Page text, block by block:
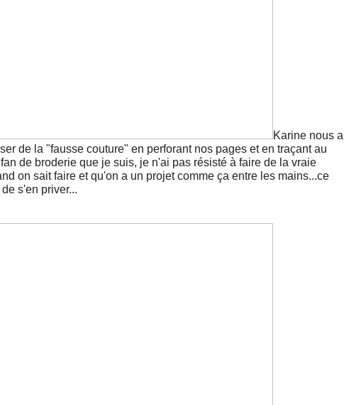
Karine nous a
de la "fausse couture" en perforant nos pages et en traçant au
de broderie que je suis, je n'ai pas résisté à faire de la vraie
on sait faire et qu'on a un projet comme ça entre les mains...ce
s'en priver...